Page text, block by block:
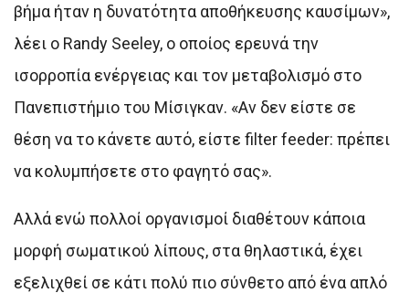
βήμα ήταν η δυνατότητα αποθήκευσης καυσίμων»,
λέει ο Randy Seeley, ο οποίος ερευνά την
ισορροπία ενέργειας και τον μεταβολισμό στο
Πανεπιστήμιο του Μίσιγκαν. «Αν δεν είστε σε
θέση να το κάνετε αυτό, είστε filter feeder: πρέπει
να κολυμπήσετε στο φαγητό σας».
Αλλά ενώ πολλοί οργανισμοί διαθέτουν κάποια
μορφή σωματικού λίπους, στα θηλαστικά, έχει
εξελιχθεί σε κάτι πολύ πιο σύνθετο από ένα απλό